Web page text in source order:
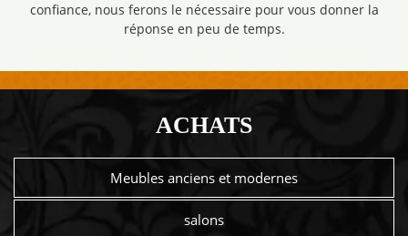
confiance, nous ferons le nécessaire pour vous donner la
réponse en peu de temps.
ACHATS
Meubles anciens et modernes
salons